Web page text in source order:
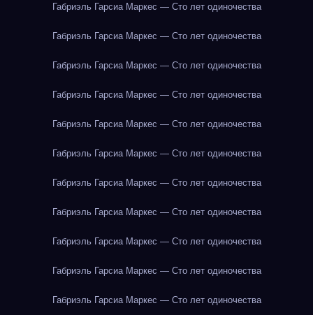
Габриэль Гарсиа Маркес — Сто лет одиночества
Габриэль Гарсиа Маркес — Сто лет одиночества
Габриэль Гарсиа Маркес — Сто лет одиночества
Габриэль Гарсиа Маркес — Сто лет одиночества
Габриэль Гарсиа Маркес — Сто лет одиночества
Габриэль Гарсиа Маркес — Сто лет одиночества
Габриэль Гарсиа Маркес — Сто лет одиночества
Габриэль Гарсиа Маркес — Сто лет одиночества
Габриэль Гарсиа Маркес — Сто лет одиночества
Габриэль Гарсиа Маркес — Сто лет одиночества
Габриэль Гарсиа Маркес — Сто лет одиночества